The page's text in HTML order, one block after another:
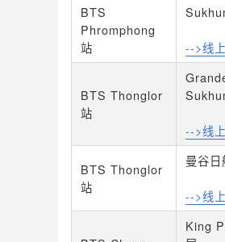
BTS
Phromphong
站
-->线
BTS Thonglor
站
-->线
BTS Thonglor
站
曼谷
-->线
King